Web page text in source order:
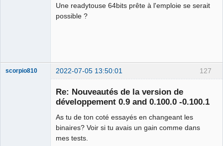
Une readytouse 64bits prête à l'emploie se serait
possible ?
127
scorpio810 2022-07-05 13:50:01
Re: Nouveautés de la version de
développement 0.9 and 0.100.0 -0.100.1
As tu de ton coté essayés en changeant les
binaires? Voir si tu avais un gain comme dans
mes tests.